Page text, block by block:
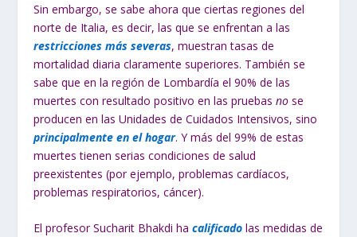
Sin embargo, se sabe ahora que ciertas regiones del
norte de Italia, es decir, las que se enfrentan a las
restricciones más severas, muestran tasas de
mortalidad diaria claramente superiores. También se
sabe que en la región de Lombardía el 90% de las
muertes con resultado positivo en las pruebasno se
producen en las Unidades de Cuidados Intensivos, sino
principalmente en el hogar. Y más del 99% de estas
muertes tienen serias condiciones de salud
preexistentes (por ejemplo, problemas cardíacos,
problemas respiratorios, cáncer).
El profesor Sucharit Bhakdi hacalificado las medidas de